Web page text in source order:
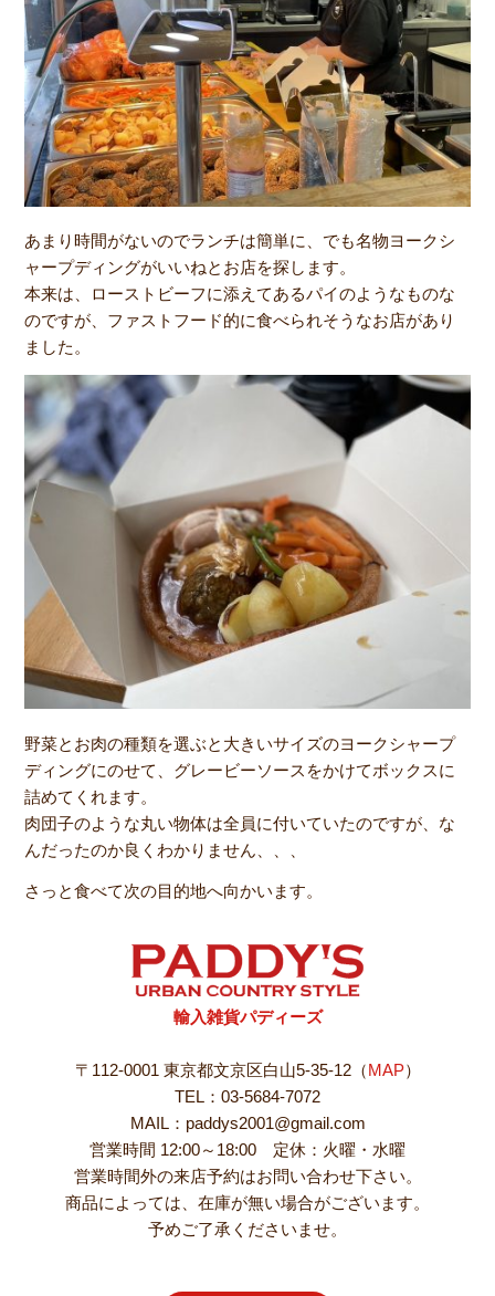
あまり時間がないのでランチは簡単に、でも名物ヨークシ
ャープディングがいいねとお店を探します。
本来は、ローストビーフに添えてあるパイのようなものな
のですが、ファストフード的に食べられそうなお店があり
ました。
野菜とお肉の種類を選ぶと大きいサイズのヨークシャープ
ディングにのせて、グレービーソースをかけてボックスに
詰めてくれます。
肉団子のような丸い物体は全員に付いていたのですが、な
んだったのか良くわかりません、、、
さっと食べて次の目的地へ向かいます。
輸入雑貨パディーズ
〒112-0001 東京都文京区白山5-35-12（MAP）
TEL：03-5684-7072
MAIL：paddys2001@gmail.com
営業時間 12:00～18:00 定休：火曜・水曜
営業時間外の来店予約はお問い合わせ下さい。
商品によっては、在庫が無い場合がございます。
予めご了承くださいませ。